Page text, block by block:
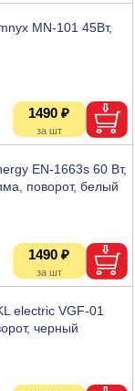
MN-101 45Вт,
1490 ₽
EN-1663s 60 Вт,
поворот, белый
1490 ₽
electric VGF-01
черный